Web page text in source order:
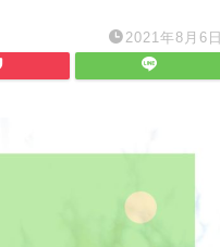
2021年8月6日